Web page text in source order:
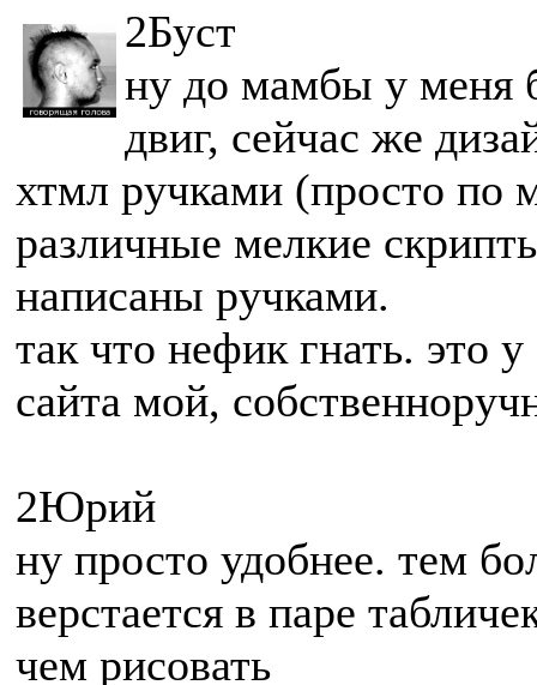
2Буст
ну до мамбы у меня
двиг, сейчас же
хтмл ручками (просто по
различные мелкие
написаны ручками.
так что нефик гнать. это
сайта мой,
2Юрий
ну просто удобнее. тем
верстается в паре
чем рисовать